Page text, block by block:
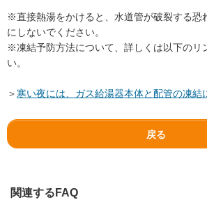
※直接熱湯をかけると、水道管が破裂する恐
にしないでください。
※凍結予防方法について、詳しくは以下のリ
い。
＞寒い夜には、ガス給湯器本体と配管の凍結
戻る
関連するFAQ